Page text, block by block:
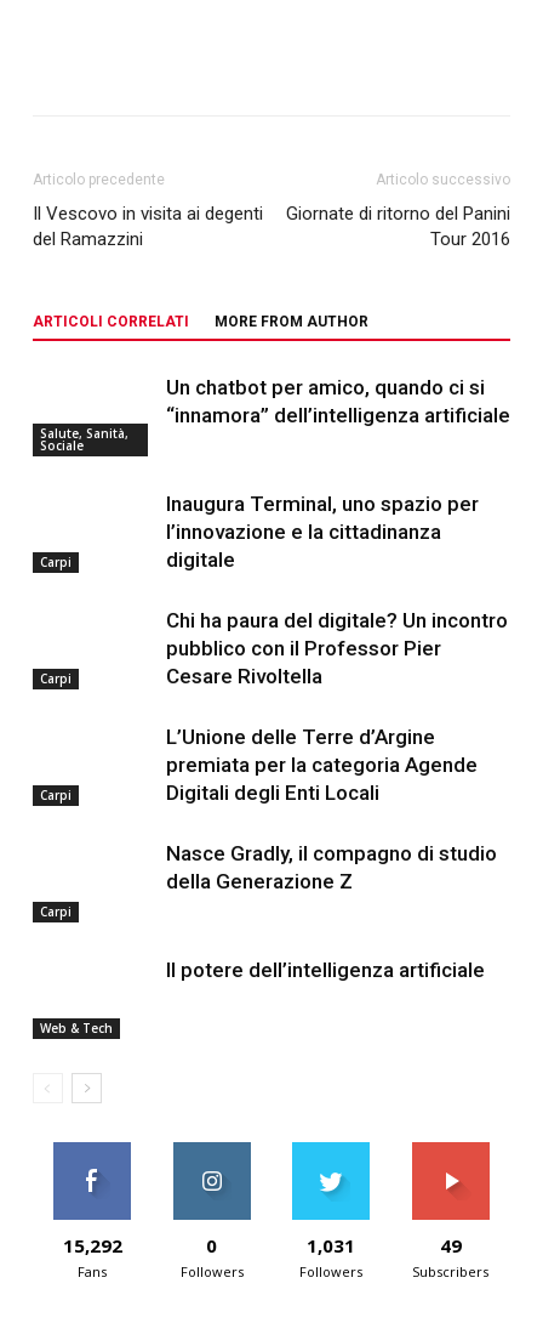
Articolo precedente
Il Vescovo in visita ai degenti
del Ramazzini
Articolo successivo
Giornate di ritorno del Panini
Tour 2016
ARTICOLI CORRELATI MORE FROM AUTHOR
Salute, Sanità,
Sociale
Un chatbot per amico, quando ci si
“innamora” dell’intelligenza artificiale
Carpi
Inaugura Terminal, uno spazio per
l’innovazione e la cittadinanza
digitale
Carpi
Chi ha paura del digitale? Un incontro
pubblico con il Professor Pier
Cesare Rivoltella
Carpi
L’Unione delle Terre d’Argine
premiata per la categoria Agende
Digitali degli Enti Locali
Carpi
Nasce Gradly, il compagno di studio
della Generazione Z
Web & Tech
Il potere dell’intelligenza artificiale
15,292
Fans
0
Followers
1,031
Followers
49
Subscribers